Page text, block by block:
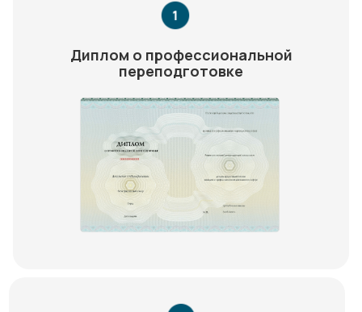
Диплом о профессиональной
переподготовке